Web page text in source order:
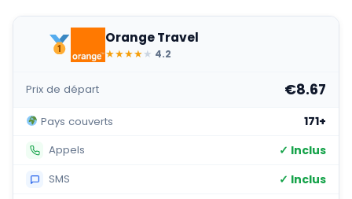
Orange Travel
★★★★★ 4.2
Prix de départ €8.67
Pays couverts 171+
Appels ✓ Inclus
SMS ✓ Inclus